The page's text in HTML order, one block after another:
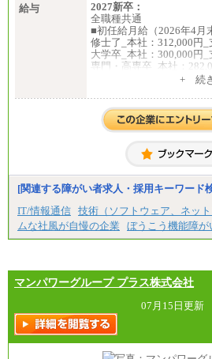
給与
2027新卒：
全職種共通
■初任給月給（2026年4月
修士了_本社：312,000円_
大学卒_本社：300,000円_
専門・高専卒_本社：
中途：
月給（本社）：213,030
月給（支店）：164,920円
※上記はフルタイム勤務
な月額モデルとして掲載。
※上記のほか、ボーナス
年収（本社）：330万～
なボーナス込みの金額で
時間の残業込み）
年収（支店）：260万～
なボーナス込みの金額で
※雇用形態についての補
員となります
+ 続
[関連する障がい者求人・採用キーワード
IT/情報通信 技術（ソフトウェア、ネッ
ムな社風が自慢の企業
ぼうこう機能障が
マンパワーグループ プラス株式会社
07月15日更新